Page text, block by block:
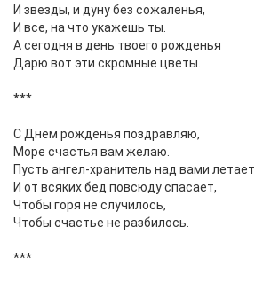
И звезды, и дуну без сожаленья,
И все, на что укажешь ты.
А сегодня в день твоего рожденья
Дарю вот эти скромные цветы.
***
С Днем рожденья поздравляю,
Море счастья вам желаю.
Пусть ангел-хранитель над вами летает
И от всяких бед повсюду спасает,
Чтобы горя не случилось,
Чтобы счастье не разбилось.
***